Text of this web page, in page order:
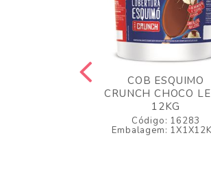
COB ESQUIMO
CRUNCH CHOCO
12KG
Código: 16283
Embalagem: